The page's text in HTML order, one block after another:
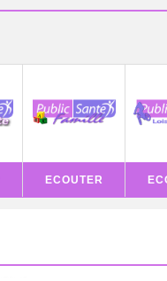
ECOUTER